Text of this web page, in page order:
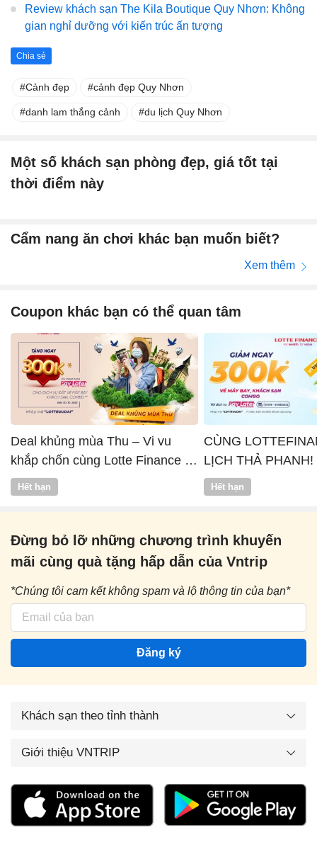
Review khách sạn The Kila Boutique Quy Nhơn: Không
gian nghỉ dưỡng với kiến trúc ấn tượng
Chia sẻ
Cảnh đẹp cảnh đẹp Quy Nhơn
danh lam thắng cảnh du lịch Quy Nhơn
Một số khách sạn phòng đẹp, giá tốt tại
thời điểm này
Cẩm nang ăn chơi khác bạn muốn biết?
Xem thêm
Coupon khác bạn có thể quan tâm
Deal khủng mùa Thu – Vi vu
khắp chốn cùng Lotte Finance x
Vntrip
Hết hạn
CÙNG
LỊCH THẢ PHANH!
Hết hạn
Đừng bỏ lỡ những chương trình khuyến
mãi cùng quà tặng hấp dẫn của Vntrip
*Chúng tôi cam kết không spam và lộ thông tin của bạn*
Đăng ký
Khách sạn theo tỉnh thành
Giới thiệu VNTRIP